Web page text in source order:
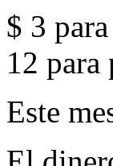
$ 3
12
Este